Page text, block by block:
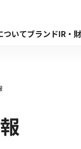
ついてブランドIR・